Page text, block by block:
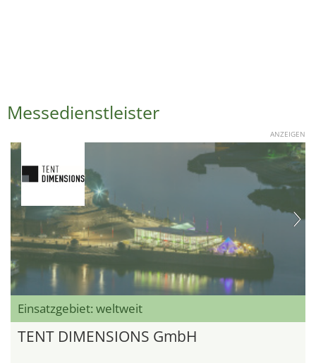
Messedienstleister
ANZEIGEN
Einsatzgebiet: weltweit
TENT DIMENSIONS GmbH